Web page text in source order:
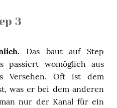
3
Das baut auf Step
passiert womöglich aus
Versehen. Oft ist dem
was er bei dem anderen
nur der Kanal für ein